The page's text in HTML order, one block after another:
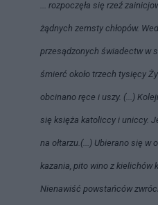
... rozpoczęła się rzeź
żądnych zemsty chłopów.
przesądzonych świadectw w
śmierć około trzech tysięcy
obcinano ręce i uszy. (...)
się księża katoliccy i uniccy.
na ołtarzu.(...) Ubierano się w
kazania, pito wino z kielichów
Nienawiść powstańców